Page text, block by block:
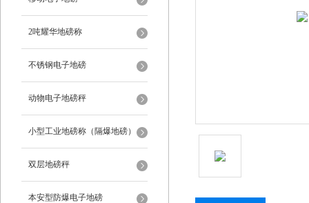
2吨耀华地磅称
不锈钢电子地磅
动物电子地磅秤
小型工业地磅称（隔爆地磅）
双层地磅秤
本安型防爆电子地磅